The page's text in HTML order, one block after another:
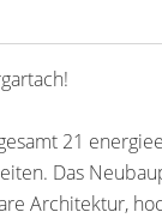
21
Das
Architektur,